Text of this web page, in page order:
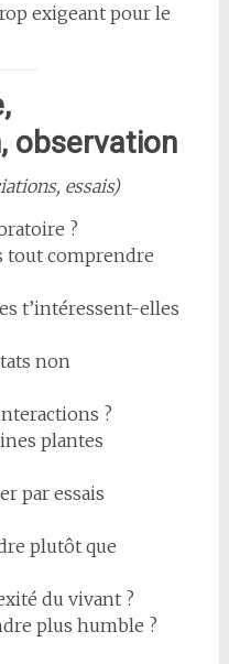
exigeant pour le
observation
essais)
?
tout comprendre
t’intéressent-elles
non
?
plantes
par essais
plutôt que
du vivant ?
plus humble ?